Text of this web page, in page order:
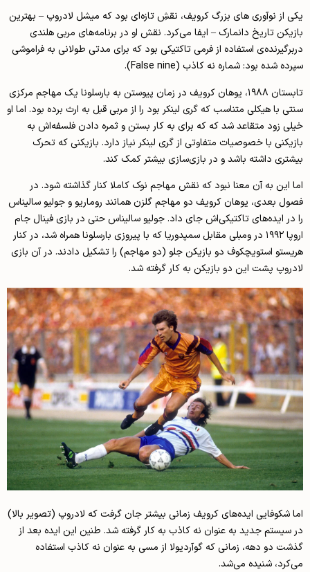
یکی از نوآوری های بزرگ کرویف، نقشِ تازه‌ای بود که میشل لادروپ – بهترین
بازیکن تاریخ دانمارک – ایفا می‌کرد. نقش او در برنامه‌های مربی هلندی
دربرگیرنده‌ی استفاده از فرمی تاکتیکی بود که برای مدتی طولانی به فراموشی
سپرده شده بود: شماره نه کاذب (False nine).
تابستان ۱۹۸۸، یوهان کرویف در زمان پیوستن به بارسلونا یک مهاجم مرکزی
سنتی با هیکلی متناسب که گری لینکر بود را از مربی قبل به ارث برده بود. اما او
خیلی زود متقاعد شد که که برای به کار بستن و ثمره دادن فلسفه‌اش به
بازیکنی با خصوصیات متفاوتی از گری لینکر نیاز دارد. بازیکنی که تحرک
بیشتری داشته باشد و در بازی‌سازی بیشتر کمک کند.
اما این به آن معنا نبود که نقش مهاجم نوک کاملا کنار گذاشته شود. در
فصول بعدی، یوهان کرویف دو مهاجم گلزن همانند روماریو و جولیو سالیناس
را در ایده‌های تاکتیکی‌اش جای داد. جولیو سالیناس حتی در بازی فینال جام
اروپا ۱۹۹۲ در ومبلی مقابل سمپدوریا که با پیروزی بارسلونا همراه شد، در کنار
هریستو استویچکوف دو بازیکن جلو (دو مهاجم) را تشکیل دادند. در آن بازی
لادروپ پشت این دو بازیکن به کار گرفته شد‌.
اما شکوفایی ایده‌های کرویف زمانی بیشتر جان گرفت که لادروپ (تصویر بالا)
در سیستم جدید به عنوان نه کاذب به کار گرفته شد. طنین این ایده بعد از
گذشت دو دهه، زمانی که گوآردیولا از مسی به عنوان نه کاذب استفاده
می‌کرد، شنیده می‌شد.‌